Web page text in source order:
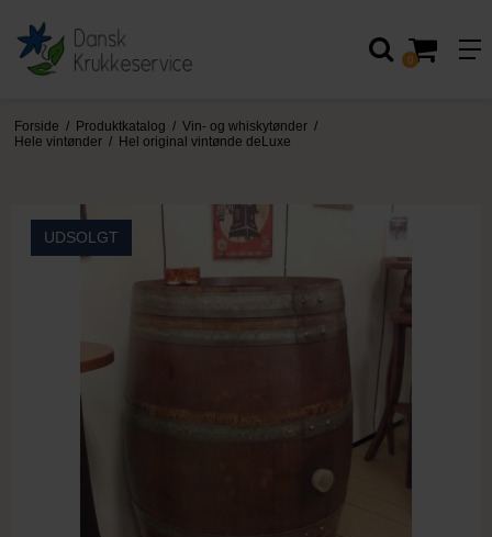
0
Forside / Produktkatalog / Vin- og whiskytønder /
Hele vintønder / Hel original vintønde deLuxe
UDSOLGT